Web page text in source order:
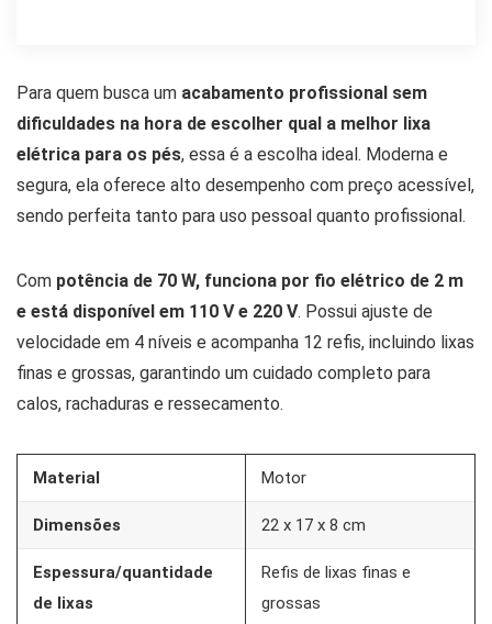
Para quem busca um acabamento profissional sem
dificuldades na hora de escolher qual a melhor lixa
elétrica para os pés, essa é a escolha ideal. Moderna e
segura, ela oferece alto desempenho com preço acessível,
sendo perfeita tanto para uso pessoal quanto profissional.
Com potência de 70 W, funciona por fio elétrico de 2 m
e está disponível em 110 V e 220 V. Possui ajuste de
velocidade em 4 níveis e acompanha 12 refis, incluindo lixas
finas e grossas, garantindo um cuidado completo para
calos, rachaduras e ressecamento.
Material Motor
Dimensões 22 x 17 x 8 cm
Espessura/quantidade
de lixas
Refis de lixas finas e
grossas